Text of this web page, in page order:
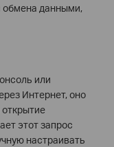
обмена данными,
или
Интернет, оно
этот запрос
настраивать